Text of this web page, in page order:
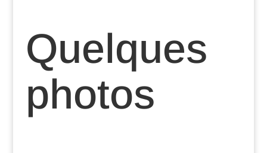
Quelques
photos